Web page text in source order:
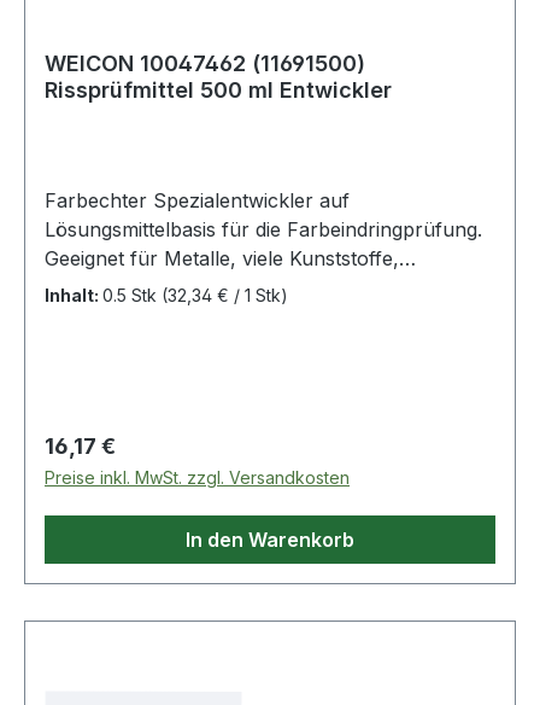
WEICON 10047462 (11691500)
Rissprüfmittel 500 ml Entwickler
Farbechter Spezialentwickler auf
Lösungsmittelbasis für die Farbeindringprüfung.
Geeignet für Metalle, viele Kunststoffe,
keramische Werkstoffe, Glas usw. Die Eignung
Inhalt: 0.5 Stk (32,34 € / 1 Stk)
Regulärer Preis:
16,17 €
Preise inkl. MwSt. zzgl. Versandkosten
In den Warenkorb